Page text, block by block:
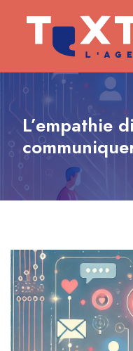
L’empathie